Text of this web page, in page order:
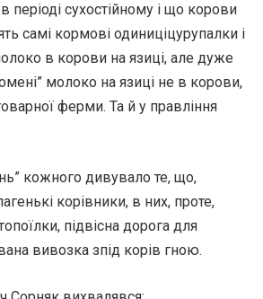
в періоді сухостійному і що корови
самі кормові одиниціцурупалки і
в корови на язиці, але дуже
молоко на язиці не в корови,
ферми. Та й у правління
кожного дивувало те, що,
корівники, в них, проте,
підвісна дорога для
вивозка зпід корів гною.